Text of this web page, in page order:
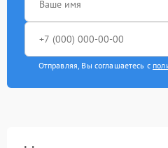
Отправляя, Вы соглашаетесь с